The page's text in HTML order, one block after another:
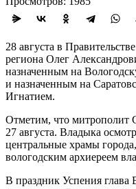
28 августа в
региона Олег
назначенным на
и назначенным на
Игнатием.
Отметим, что митрополит
27 августа. Владыка
центральные храмы
вологодским архиереем
В праздник Успения глава